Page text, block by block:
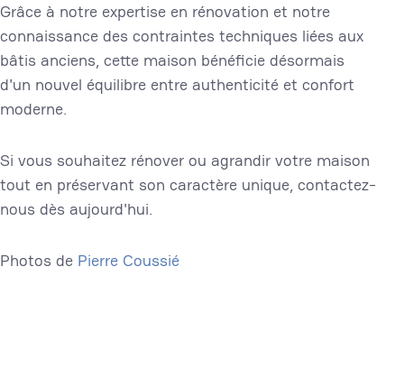
Grâce à notre expertise en rénovation et notre
connaissance des contraintes techniques liées aux
bâtis anciens, cette maison bénéficie désormais
d'un nouvel équilibre entre authenticité et confort
moderne.
Si vous souhaitez rénover ou agrandir votre maison
tout en préservant son caractère unique, contactez-
nous dès aujourd'hui.
Photos de Pierre Coussié